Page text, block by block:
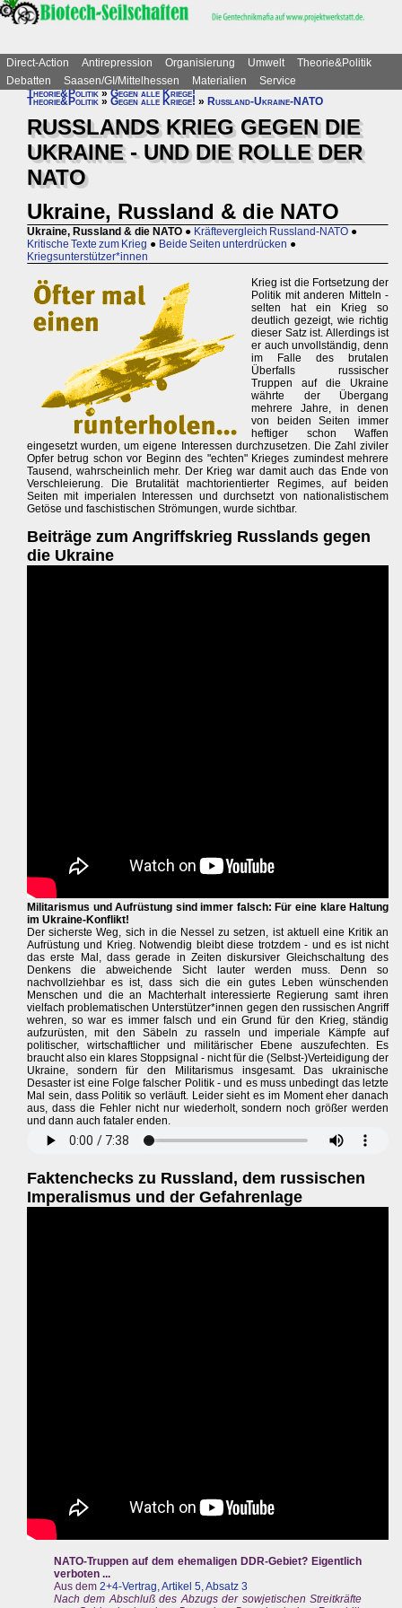
Direct-Action Antirepression Organisierung Umwelt
Theorie&Politik
Debatten
Saasen/GI/Mittelhessen Materialien
Service
Theorie&Politik»Gegen alle Kriege!
Theorie&Politik » Gegen alle Kriege! » Russland-Ukraine-NATO
RUSSLANDS KRIEG GEGEN DIE
UKRAINE - UND DIE ROLLE DER
NATO
Ukraine, Russland & die NATO
Ukraine, Russland & die NATO ● Kräftevergleich Russland-NATO ●
Kritische Texte zum Krieg ● Beide Seiten unterdrücken ●
Kriegsunterstützer*innen
Krieg ist die Fortsetzung der
Politik mit anderen Mitteln -
selten hat ein Krieg so
deutlich gezeigt, wie richtig
dieser Satz ist. Allerdings ist
er auch unvollständig, denn
im Falle des brutalen
Überfalls russischer
Truppen auf die Ukraine
währte der Übergang
mehrere Jahre, in denen
von beiden Seiten immer
heftiger schon Waffen
eingesetzt wurden, um eigene Interessen durchzusetzen. Die Zahl ziviler
Opfer betrug schon vor Beginn des "echten" Krieges zumindest mehrere
Tausend, wahrscheinlich mehr. Der Krieg war damit auch das Ende von
Verschleierung. Die Brutalität machtorientierter Regimes, auf beiden
Seiten mit imperialen Interessen und durchsetzt von nationalistischem
Getöse und faschistischen Strömungen, wurde sichtbar.
Beiträge zum Angriffskrieg Russlands gegen
die Ukraine
Militarismus und Aufrüstung sind immer falsch: Für eine klare Haltung
im Ukraine-Konflikt!
Der sicherste Weg, sich in die Nessel zu setzen, ist aktuell eine Kritik an
Aufrüstung und Krieg. Notwendig bleibt diese trotzdem - und es ist nicht
das erste Mal, dass gerade in Zeiten diskursiver Gleichschaltung des
Denkens die abweichende Sicht lauter werden muss. Denn so
nachvollziehbar es ist, dass sich die ein gutes Leben wünschenden
Menschen und die an Machterhalt interessierte Regierung samt ihren
vielfach problematischen Unterstützer*innen gegen den russischen Angriff
wehren, so war es immer falsch und ein Grund für den Krieg, ständig
aufzurüsten, mit den Säbeln zu rasseln und imperiale Kämpfe auf
politischer, wirtschaftlicher und militärischer Ebene auszufechten. Es
braucht also ein klares Stoppsignal - nicht für die (Selbst-)Verteidigung der
Ukraine, sondern für den Militarismus insgesamt. Das ukrainische
Desaster ist eine Folge falscher Politik - und es muss unbedingt das letzte
Mal sein, dass Politik so verläuft. Leider sieht es im Moment eher danach
aus, dass die Fehler nicht nur wiederholt, sondern noch größer werden
und dann auch fataler enden.
Faktenchecks zu Russland, dem russischen
Imperalismus und der Gefahrenlage
NATO-Truppen auf dem ehemaligen DDR-Gebiet? Eigentlich
verboten ...
Aus dem 2+4-Vertrag, Artikel 5, Absatz 3
Nach dem Abschluß des Abzugs der sowjetischen Streitkräfte